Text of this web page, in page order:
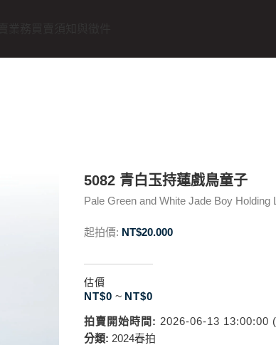
5082 青白玉持蓮戲鳥童子
Pale Green and White Jade Boy Holding
起拍價: NT$20.000
估價
NT$0 ~ NT$0
拍賣開始時間: 2026-06-13 13:00:00
分類: 2024春拍